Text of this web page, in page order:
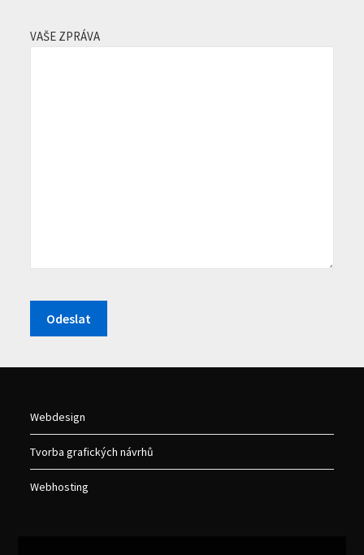
VAŠE ZPRÁVA
Webdesign
Tvorba grafických návrhů
Webhosting